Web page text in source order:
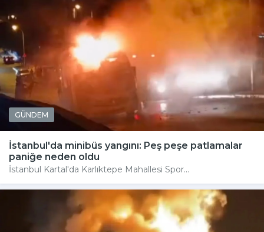
GÜNDEM
İstanbul'da minibüs yangını: Peş peşe patlamalar
paniğe neden oldu
İstanbul Kartal'da Karlıktepe Mahallesi Spor...